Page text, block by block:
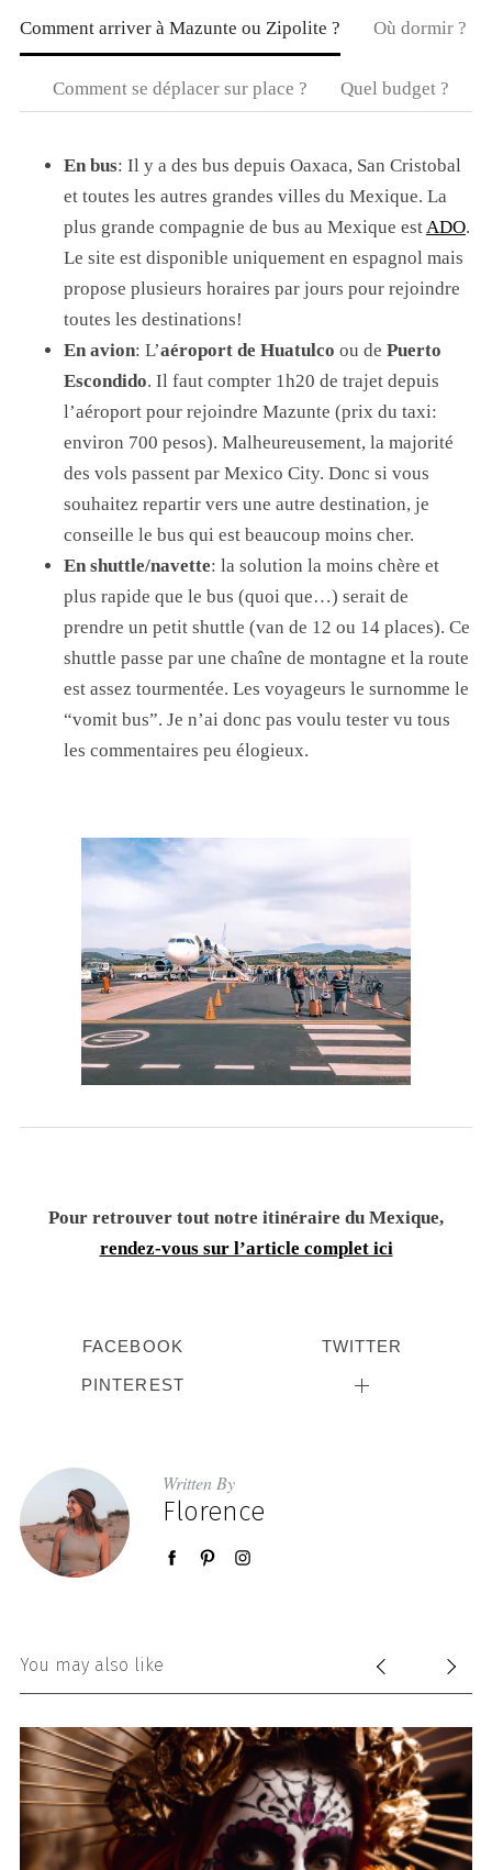
Comment arriver à Mazunte ou Zipolite ? Où dormir ?
Comment se déplacer sur place ? Quel budget ?
En bus: Il y a des bus depuis Oaxaca, San Cristobal
et toutes les autres grandes villes du Mexique. La
plus grande compagnie de bus au Mexique est ADO.
Le site est disponible uniquement en espagnol mais
propose plusieurs horaires par jours pour rejoindre
toutes les destinations!
En avion: L’aéroport de Huatulco ou de Puerto
Escondido. Il faut compter 1h20 de trajet depuis
l’aéroport pour rejoindre Mazunte (prix du taxi:
environ 700 pesos). Malheureusement, la majorité
des vols passent par Mexico City. Donc si vous
souhaitez repartir vers une autre destination, je
conseille le bus qui est beaucoup moins cher.
En shuttle/navette: la solution la moins chère et
plus rapide que le bus (quoi que…) serait de
prendre un petit shuttle (van de 12 ou 14 places). Ce
shuttle passe par une chaîne de montagne et la route
est assez tourmentée. Les voyageurs le surnomme le
“vomit bus”. Je n’ai donc pas voulu tester vu tous
les commentaires peu élogieux.
Pour retrouver tout notre itinéraire du Mexique,
rendez-vous sur l’article complet ici
FACEBOOK TWITTER
PINTEREST
Written By
Florence
You may also like